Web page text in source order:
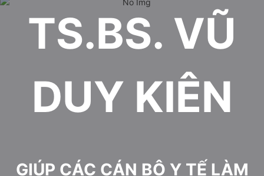
TS.BS. VŨ
DUY KIÊN
GIÚP CÁC CÁN BỘ Y TẾ LÀM